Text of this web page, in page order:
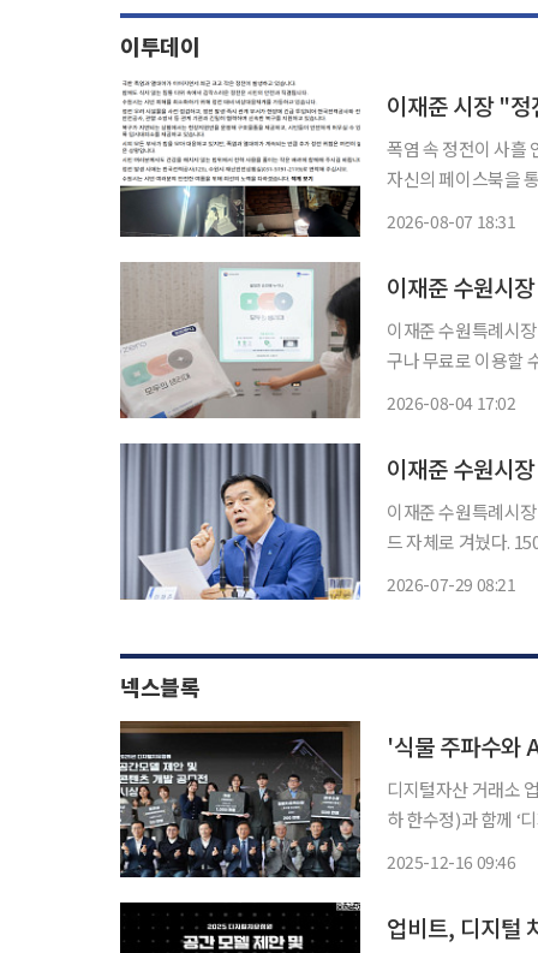
이투데이
이재준 시장 "
폭염 속 정전이 사흘 연속
자신의 페이스북을
2026-08-07 18:31
이재준 수원특례시
구나 무료로 이용할 수
2026-08-04 17:02
이재준 수원시
이재준 수원특례시
드 자체로 겨눴다. 1500만명
2026-07-29 08:21
넥스블록
'식물 주파수와
디지털자산 거래소
하 한수정)과 함께 ‘디지털
2025-12-16 09:46
업비트, 디지털